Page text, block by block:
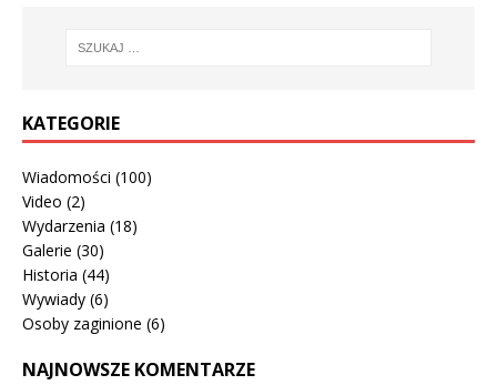
KATEGORIE
Wiadomości (100)
Video (2)
Wydarzenia (18)
Galerie (30)
Historia (44)
Wywiady (6)
Osoby zaginione (6)
NAJNOWSZE KOMENTARZE